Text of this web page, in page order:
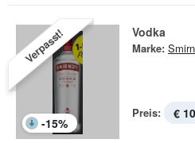
Verpasst!
-15%
Vodka
Marke:
Preis: €